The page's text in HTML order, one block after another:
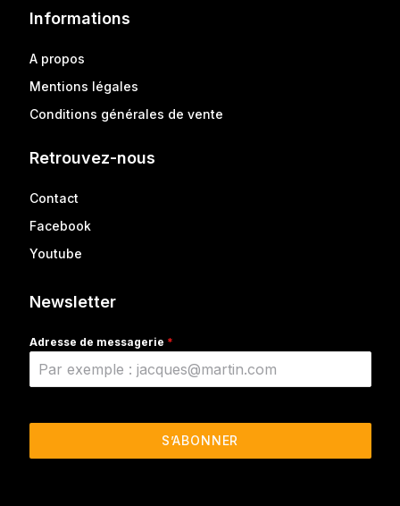
Informations
A propos
Mentions légales
Conditions générales de vente
Retrouvez-nous
Contact
Facebook
Youtube
Newsletter
Adresse de messagerie *
S’ABONNER